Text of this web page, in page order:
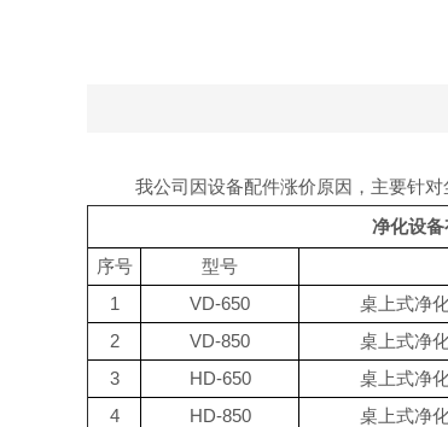
我公司因设备配件涨价原因，主要针
净化设
序号
型号
1
VD-650 桌上式净
2
VD-850 桌上式净
3
HD-650 桌上式净
4
HD-850 桌上式净